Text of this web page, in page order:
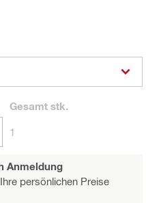
Gesamtstk.
1
Anmeldung
persönlichen Preise